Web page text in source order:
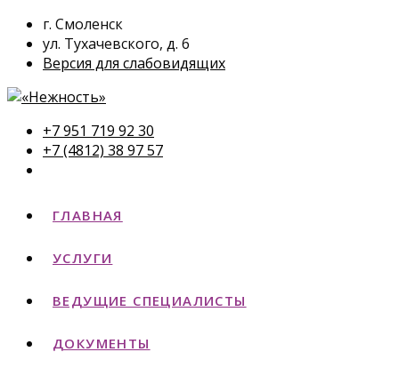
г. Смоленск
ул. Тухачевского, д. 6
Версия для слабовидящих
+7 951 719 92 30
+7 (4812) 38 97 57
ГЛАВНАЯ
УСЛУГИ
ВЕДУЩИЕ СПЕЦИАЛИСТЫ
ДОКУМЕНТЫ